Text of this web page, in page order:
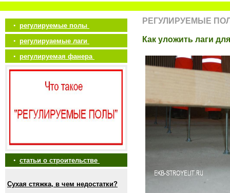
• регулируемые полы
• регулируаемые лаги
• регулируемая фанера
• статьи о строительстве
Сухая стяжка, в чем недостатки?
РЕГУЛИРУЕМЫЕ
Как уложить лаги